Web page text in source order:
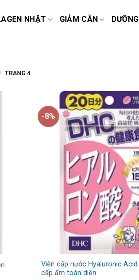
NHẬT GIẢM CÂN
TRANG 4
-8%
Viên cấp nước Hyaluronic
cấp ẩm toàn diện